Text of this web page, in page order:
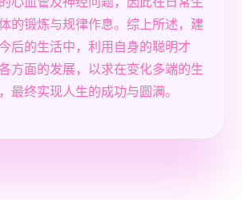
的锻炼与规律作息。综上所述，建
后的生活中，利用自身的聪明才
方面的发展，以求在变化多端的生
最终实现人生的成功与圆满。